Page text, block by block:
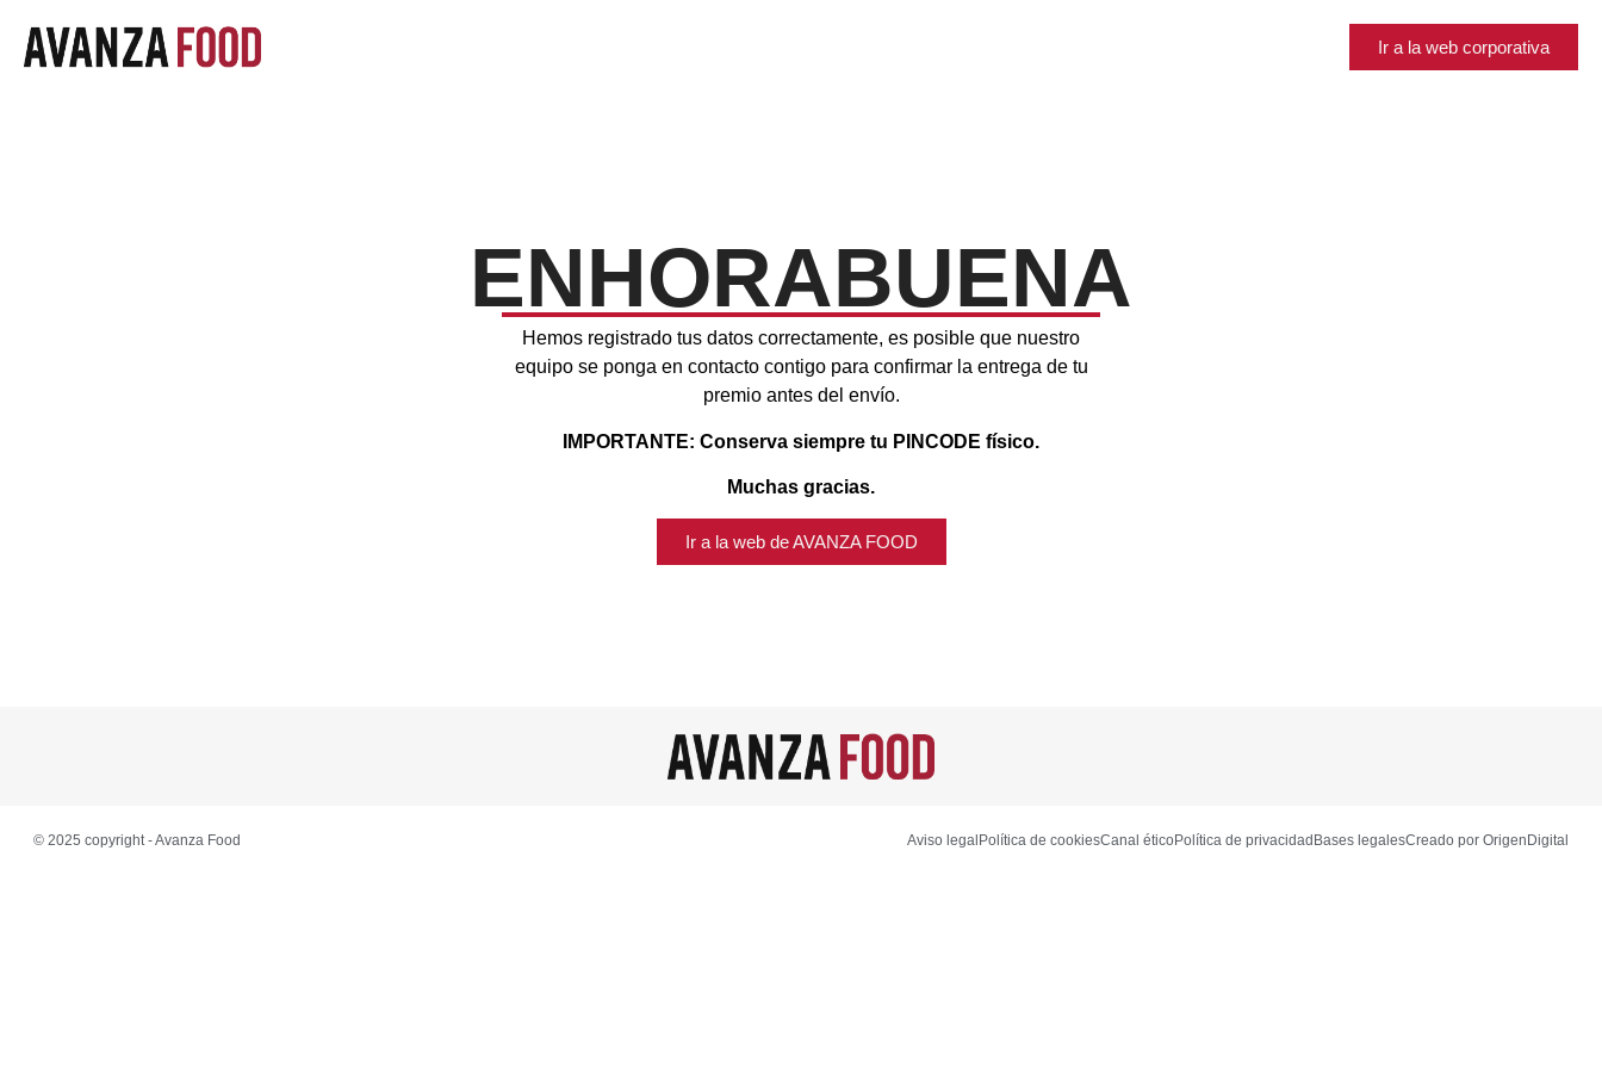
Ir a la web corporativa
ENHORABUENA
Hemos registrado tus datos correctamente, es posible que nuestro
equipo se ponga en contacto contigo para confirmar la entrega de tu
premio antes del envío.
IMPORTANTE: Conserva siempre tu PINCODE físico.
Muchas gracias.
Ir a la web de AVANZA FOOD
© 2025 copyright - Avanza Food Aviso legalPolítica de cookiesCanal éticoPolítica de privacidadBases legalesCreado por OrigenDigital